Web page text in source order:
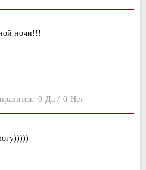
ночи!!!
0 Да / 0 Нет